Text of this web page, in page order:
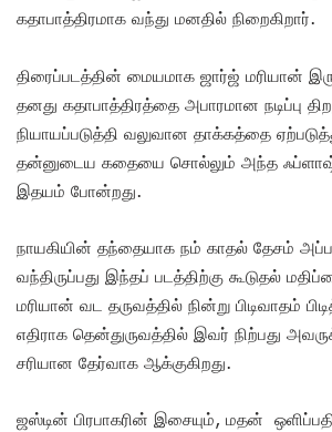
கதாபாத்திரமாக வந்து மனதில் நிறைகிறார்.
திரைப்படத்தின் மையமாக ஜார்ஜ் மரியான்
தனது கதாபாத்திரத்தை அபாரமான நடிப்பு
நியாயப்படுத்தி வலுவான தாக்கத்தை
தன்னுடைய கதையை சொல்லும் அந்த ஃப்ளாஷ்
இதயம் போன்றது.
நாயகியின் தந்தையாக நம் காதல் தேசம்
வந்திருப்பது இந்தப் படத்திற்கு கூடுதல்
மரியான் வட தருவத்தில் நின்று பிடிவாதம்
எதிராக தென்துருவத்தில் இவர் நிற்பது
சரியான தேர்வாக ஆக்குகிறது.
ஜஸ்டின் பிரபாகரின் இசையும், மதன்